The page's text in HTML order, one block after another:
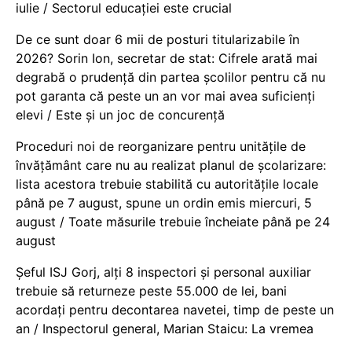
iulie / Sectorul educației este crucial
De ce sunt doar 6 mii de posturi titularizabile în
2026? Sorin Ion, secretar de stat: Cifrele arată mai
degrabă o prudență din partea școlilor pentru că nu
pot garanta că peste un an vor mai avea suficienți
elevi / Este și un joc de concurență
Proceduri noi de reorganizare pentru unitățile de
învățământ care nu au realizat planul de școlarizare:
lista acestora trebuie stabilită cu autoritățile locale
până pe 7 august, spune un ordin emis miercuri, 5
august / Toate măsurile trebuie încheiate până pe 24
august
Șeful ISJ Gorj, alți 8 inspectori și personal auxiliar
trebuie să returneze peste 55.000 de lei, bani
acordați pentru decontarea navetei, timp de peste un
an / Inspectorul general, Marian Staicu: La vremea